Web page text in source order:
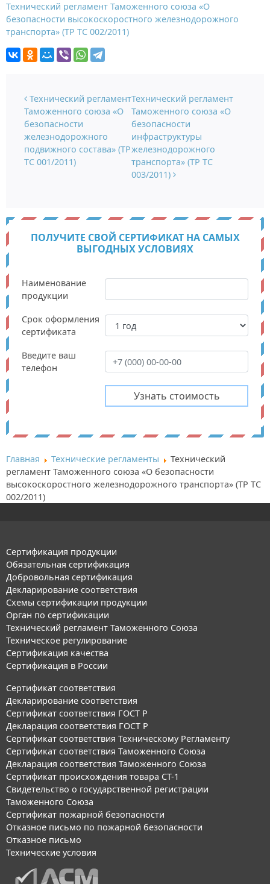
Технический регламент Таможенного союза «О
безопасности высокоскоростного железнодорожного
транспорта» (ТР ТС 002/2011)
Навигация по записям
Технический регламент
Таможенного союза «О
безопасности
железнодорожного
подвижного состава» (ТР
ТС 001/2011)
Технический регламент
Таможенного союза «О
безопасности
инфраструктуры
железнодорожного
транспорта» (ТР ТС
003/2011)
ПОЛУЧИТЕ СВОЙ СЕРТИФИКАТ НА САМЫХ
ВЫГОДНЫХ УСЛОВИЯХ
Наименование
продукции
Срок оформления
сертификата
Введите ваш
телефон
Главная Технические регламенты
Технический
регламент Таможенного союза «О безопасности
высокоскоростного железнодорожного транспорта» (ТР ТС
002/2011)
Сертификация продукции
Обязательная сертификация
Добровольная сертификация
Декларирование соответствия
Схемы сертификации продукции
Орган по сертификации
Технический регламент Таможенного Союза
Техническое регулирование
Сертификация качества
Сертификация в России
Сертификат соответствия
Декларирование соответствия
Сертификат соответствия ГОСТ Р
Декларация соответствия ГОСТ Р
Сертификат соответствия Техническому Регламенту
Сертификат соответствия Таможенного Союза
Декларация соответствия Таможенного Союза
Сертификат происхождения товара СТ-1
Свидетельство о государственной регистрации
Таможенного Союза
Сертификат пожарной безопасности
Отказное письмо по пожарной безопасности
Отказное письмо
Технические условия